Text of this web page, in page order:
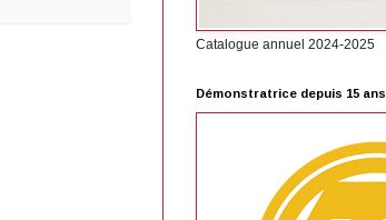
Catalogue annuel 2024-2025
Démonstratrice depuis 15 ans